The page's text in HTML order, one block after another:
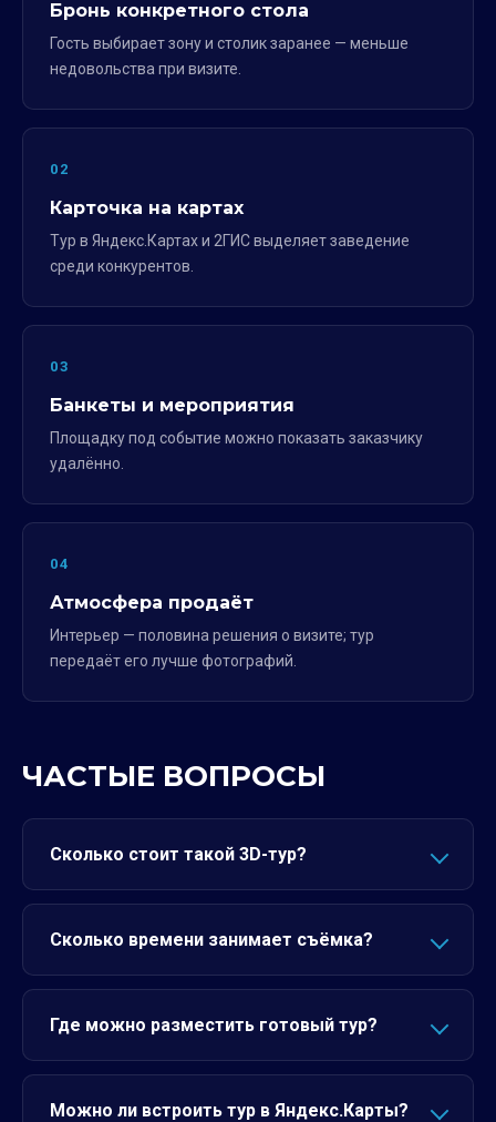
Бронь конкретного стола
Гость выбирает зону и столик заранее — меньше
недовольства при визите.
02
Карточка на картах
Тур в Яндекс.Картах и 2ГИС выделяет заведение
среди конкурентов.
03
Банкеты и мероприятия
Площадку под событие можно показать заказчику
удалённо.
04
Атмосфера продаёт
Интерьер — половина решения о визите; тур
передаёт его лучше фотографий.
ЧАСТЫЕ ВОПРОСЫ
Сколько стоит такой 3D-тур?
Сколько времени занимает съёмка?
Где можно разместить готовый тур?
Можно ли встроить тур в Яндекс.Карты?